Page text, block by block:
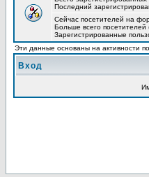
Последний
Сейчас посетителей на
Больше всего посетителей
Зарегистрированные
Эти данные основаны на активности
Вход